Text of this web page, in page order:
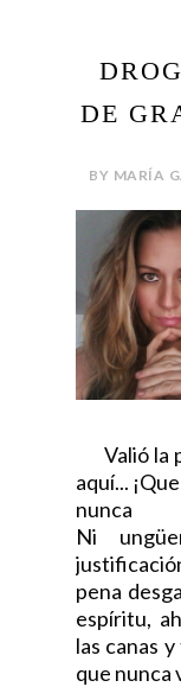
DE
BY MARÍA
Valió la
aquí...
nunca
Ni
pena
espíritu,
las canas
que nunca